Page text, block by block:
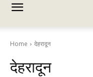
Home देहरादून
देहरादून